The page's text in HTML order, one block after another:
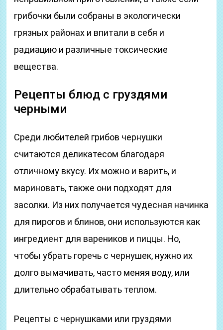
грибочки были собраны в экологически
грязных районах и впитали в себя и
радиацию и различные токсические
вещества.
Рецепты блюд с груздями
черными
Среди любителей грибов чернушки
считаются деликатесом благодаря
отличному вкусу. Их можно и варить, и
мариновать, также они подходят для
засолки. Из них получается чудесная начинка
для пирогов и блинов, они используются как
ингредиент для вареников и пиццы. Но,
чтобы убрать горечь с чернушек, нужно их
долго вымачивать, часто меняя воду, или
длительно обрабатывать теплом.
Рецепты с чернушками или груздями